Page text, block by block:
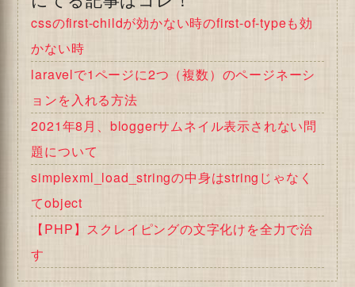
cssのfirst-childが効かない時のfirst-of-typeも効
かない時
laravelで1ページに2つ（複数）のページネーシ
ョンを入れる方法
2021年8月、bloggerサムネイル表示されない問
題について
simplexml_load_stringの中身はstringじゃなく
てobject
【PHP】スクレイピングの文字化けを全力で治
す